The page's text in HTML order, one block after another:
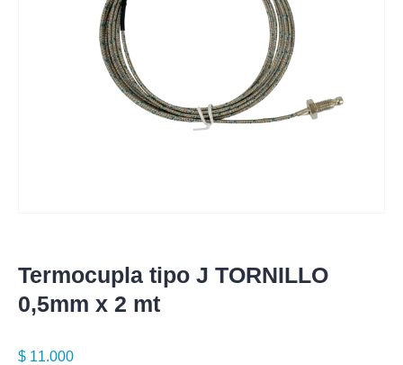
Termocupla tipo J TORNILLO
0,5mm x 2 mt
$ 11.000